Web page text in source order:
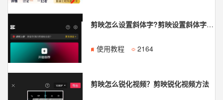
剪映怎么设置斜体字?剪映设置斜体字方法
使用教程 2164
剪映怎么锐化视频？剪映锐化视频方法